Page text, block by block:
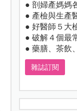
● 剖婦產媽媽
● 產檢與生產
● 好醫師５大
● 破解４個最
● 藥膳、茶飲
雜誌訂閱